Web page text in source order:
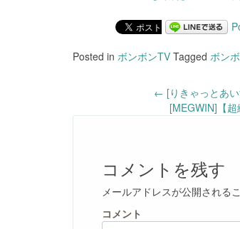
Posted in ボンボンTV Tagged ボン
navigation
← [りきゃっとあ
[MEGWIN]【
コメントを残す
メールアドレスが公開される
コメント